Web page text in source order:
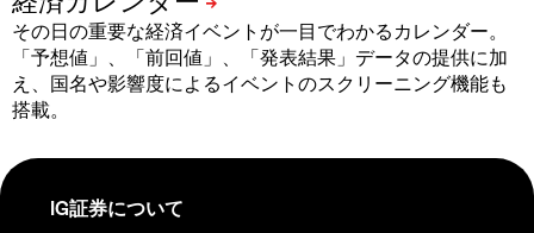
その日の重要な経済イベントが一目でわかるカレンダー。
「予想値」、「前回値」、「発表結果」データの提供に加
え、国名や影響度によるイベントのスクリーニング機能も
搭載。
IG証券について